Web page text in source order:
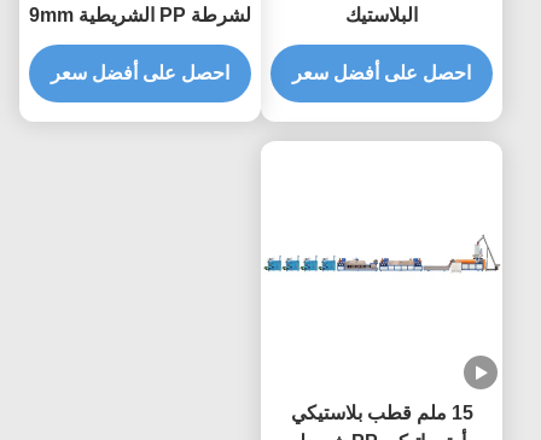
البلاستيك
احصل على أفضل سعر
لشرطة PP الشريطية 9mm
آلة ربط الشريط البلاستيكي
احصل على أفضل سعر
15 ملم قطب بلاستيكي